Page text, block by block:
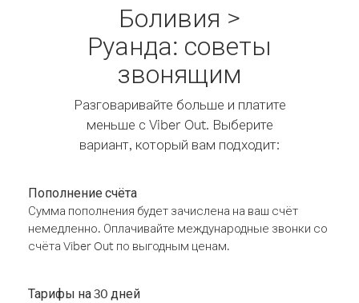
Боливия >
Руанда: советы
звонящим
Разговаривайте больше и платите
меньше с Viber Out. Выберите
вариант, который вам подходит:
Пополнение счёта
Сумма пополнения будет зачислена на ваш счёт
немедленно. Оплачивайте международные звонки со
счёта Viber Out по выгодным ценам.
Тарифы на 30 дней